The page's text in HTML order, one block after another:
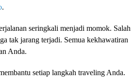
.
seringkali menjadi momok. Salah
tak jarang terjadi. Semua kekhawatiran
Anda.
setiap langkah traveling Anda.